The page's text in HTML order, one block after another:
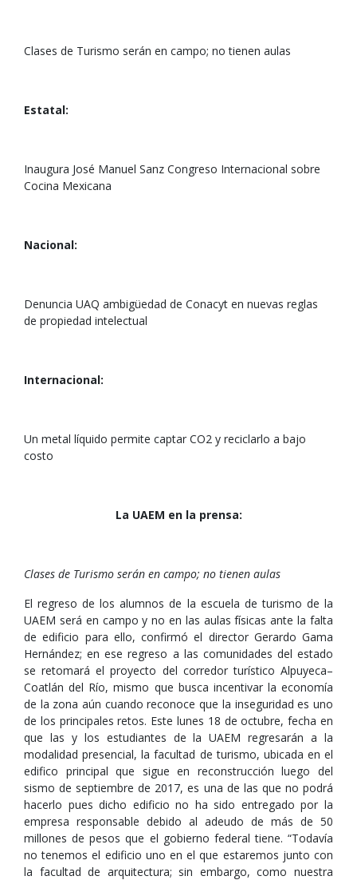
Clases de Turismo serán en campo; no tienen aulas
Estatal:
Inaugura José Manuel Sanz Congreso Internacional sobre
Cocina Mexicana
Nacional:
Denuncia UAQ ambigüedad de Conacyt en nuevas reglas
de propiedad intelectual
Internacional:
Un metal líquido permite captar CO2 y reciclarlo a bajo
costo
La UAEM en la prensa:
Clases de Turismo serán en campo; no tienen aulas
El regreso de los alumnos de la escuela de turismo de la
UAEM será en campo y no en las aulas físicas ante la falta
de edificio para ello, confirmó el director Gerardo Gama
Hernández; en ese regreso a las comunidades del estado
se retomará el proyecto del corredor turístico Alpuyeca–
Coatlán del Río, mismo que busca incentivar la economía
de la zona aún cuando reconoce que la inseguridad es uno
de los principales retos. Este lunes 18 de octubre, fecha en
que las y los estudiantes de la UAEM regresarán a la
modalidad presencial, la facultad de turismo, ubicada en el
edifico principal que sigue en reconstrucción luego del
sismo de septiembre de 2017, es una de las que no podrá
hacerlo pues dicho edificio no ha sido entregado por la
empresa responsable debido al adeudo de más de 50
millones de pesos que el gobierno federal tiene. “Todavía
no tenemos el edificio uno en el que estaremos junto con
la facultad de arquitectura; sin embargo, como nuestra